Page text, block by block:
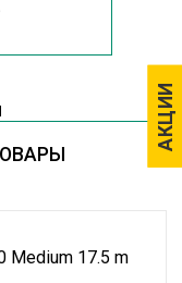
АКЦИИ
АКЦИИ